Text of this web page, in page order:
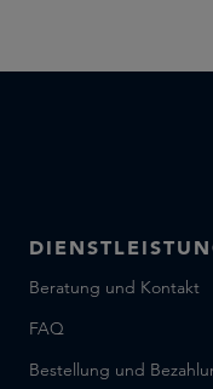
Beratung und Kontakt
FAQ
Bestellung und